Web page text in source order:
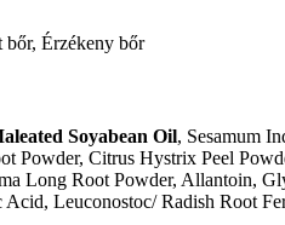
bőr, Érzékeny bőr
Soyabean Oil, Sesamum
Powder, Citrus Hystrix Peel
Long Root Powder, Allantoin,
Leuconostoc/ Radish Root